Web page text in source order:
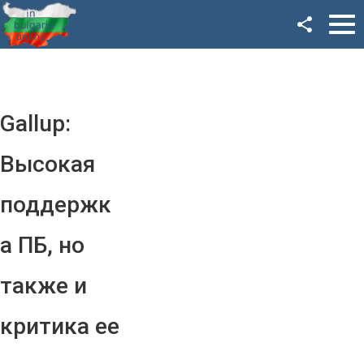
Gallup:
Высокая
поддержк
а ПБ, но
также и
критика ее